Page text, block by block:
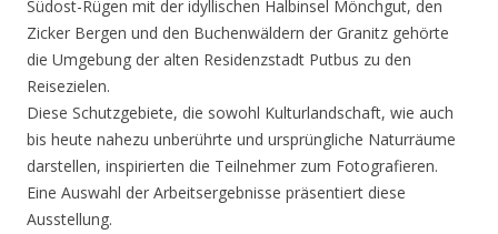
Südost-Rügen mit der idyllischen Halbinsel Mönchgut, den
Zicker Bergen und den Buchenwäldern der Granitz gehörte
die Umgebung der alten Residenzstadt Putbus zu den
Reisezielen.
Diese Schutzgebiete, die sowohl Kulturlandschaft, wie auch
bis heute nahezu unberührte und ursprüngliche Naturräume
darstellen, inspirierten die Teilnehmer zum Fotografieren.
Eine Auswahl der Arbeitsergebnisse präsentiert diese
Ausstellung.